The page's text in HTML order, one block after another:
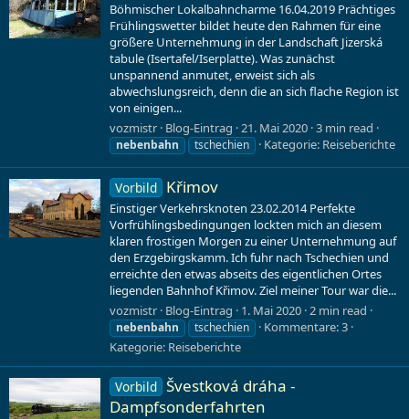
Böhmischer Lokalbahncharme 16.04.2019 Prächtiges
Frühlingswetter bildet heute den Rahmen für eine
größere Unternehmung in der Landschaft Jizerská
tabule (Isertafel/Iserplatte). Was zunächst
unspannend anmutet, erweist sich als
abwechslungsreich, denn die an sich flache Region ist
von einigen...
vozmistr Blog-Eintrag 21. Mai 2020 3 min read
nebenbahn tschechien Kategorie: Reiseberichte
Vorbild Křimov
Einstiger Verkehrsknoten 23.02.2014 Perfekte
Vorfrühlingsbedingungen lockten mich an diesem
klaren frostigen Morgen zu einer Unternehmung auf
den Erzgebirgskamm. Ich fuhr nach Tschechien und
erreichte den etwas abseits des eigentlichen Ortes
liegenden Bahnhof Křimov. Ziel meiner Tour war die...
vozmistr Blog-Eintrag 1. Mai 2020 2 min read
nebenbahn tschechien
Kommentare: 3
Kategorie: Reiseberichte
Vorbild Švestková dráha -
Dampfsonderfahrten